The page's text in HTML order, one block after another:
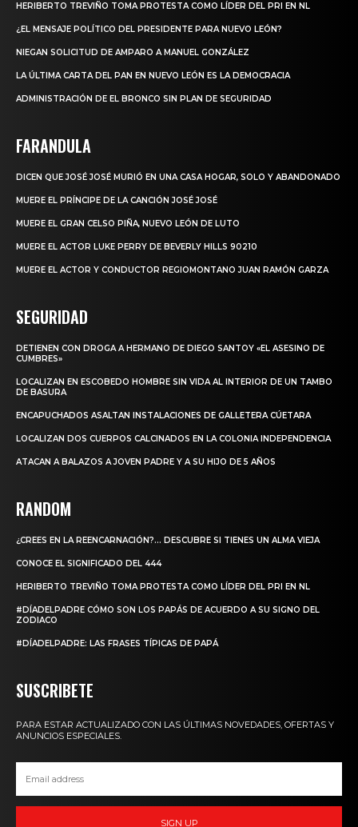
HERIBERTO TREVIÑO TOMA PROTESTA COMO LÍDER DEL PRI EN NL
¿EL MENSAJE POLÍTICO DEL PRESIDENTE PARA NUEVO LEÓN?
NIEGAN SOLICITUD DE AMPARO A MANUEL GONZÁLEZ
LA ÚLTIMA CARTA DEL PAN EN NUEVO LEÓN ES LA DEMOCRACIA
ADMINISTRACIÓN DE EL BRONCO SIN PLAN DE SEGURIDAD
FARANDULA
DICEN QUE JOSÉ JOSÉ MURIÓ EN UNA CASA HOGAR, SOLO Y ABANDONADO
MUERE EL PRÍNCIPE DE LA CANCIÓN JOSÉ JOSÉ
MUERE EL GRAN CELSO PIÑA, NUEVO LEÓN DE LUTO
MUERE EL ACTOR LUKE PERRY DE BEVERLY HILLS 90210
MUERE EL ACTOR Y CONDUCTOR REGIOMONTANO JUAN RAMÓN GARZA
SEGURIDAD
DETIENEN CON DROGA A HERMANO DE DIEGO SANTOY «EL ASESINO DE
CUMBRES»
LOCALIZAN EN ESCOBEDO HOMBRE SIN VIDA AL INTERIOR DE UN TAMBO
DE BASURA
ENCAPUCHADOS ASALTAN INSTALACIONES DE GALLETERA CÚETARA
LOCALIZAN DOS CUERPOS CALCINADOS EN LA COLONIA INDEPENDENCIA
ATACAN A BALAZOS A JOVEN PADRE Y A SU HIJO DE 5 AÑOS
RANDOM
¿CREES EN LA REENCARNACIÓN?… DESCUBRE SI TIENES UN ALMA VIEJA
CONOCE EL SIGNIFICADO DEL 444
HERIBERTO TREVIÑO TOMA PROTESTA COMO LÍDER DEL PRI EN NL
#DÍADELPADRE CÓMO SON LOS PAPÁS DE ACUERDO A SU SIGNO DEL
ZODIACO
#DÍADELPADRE: LAS FRASES TÍPICAS DE PAPÁ
SUSCRIBETE
PARA ESTAR ACTUALIZADO CON LAS ÚLTIMAS NOVEDADES, OFERTAS Y
ANUNCIOS ESPECIALES.
SIGN UP